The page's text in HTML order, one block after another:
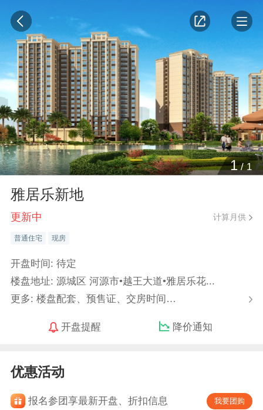
1/1
雅居乐新地
更新中 计算月供
普通住宅 现房
开盘时间: 待定
楼盘地址: 源城区 河源市•越王大道•雅居乐花...
更多: 楼盘配套、预售证、交房时间…
开盘提醒 降价通知
优惠活动
报名参团享最新开盘、折扣信息 我要团购